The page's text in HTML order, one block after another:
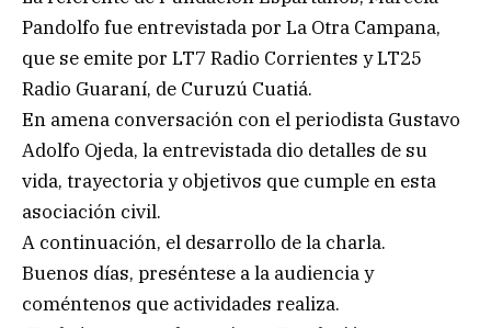
Pandolfo fue entrevistada por La Otra Campana,
que se emite por LT7 Radio Corrientes y LT25
Radio Guaraní, de Curuzú Cuatiá.
En amena conversación con el periodista Gustavo
Adolfo Ojeda, la entrevistada dio detalles de su
vida, trayectoria y objetivos que cumple en esta
asociación civil.
A continuación, el desarrollo de la charla.
Buenos días, preséntese a la audiencia y
coméntenos que actividades realiza.